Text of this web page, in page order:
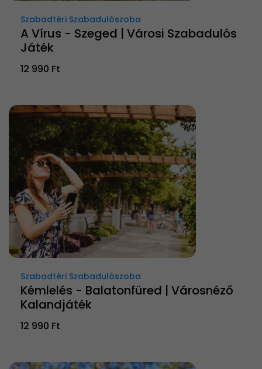
Szabadtéri Szabadulószoba
A Vírus - Szeged | Városi Szabadulós
Játék
12 990 Ft
Szabadtéri Szabadulószoba
Kémlelés - Balatonfüred | Városnéző
Kalandjáték
12 990 Ft